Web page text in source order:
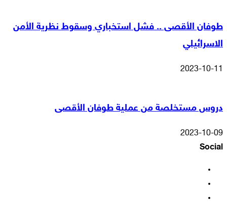
طوفان الأقصى .. فشل استخباري وسقوط نظرية الأمن
الاسرائيلي
2023-10-11
دروس مستخلصة من عملية طوفان الأقصى
2023-10-09
Social